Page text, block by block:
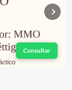
Consultar